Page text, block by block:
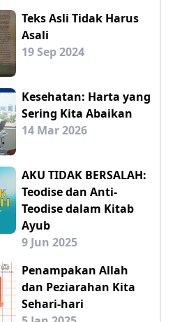
Teks Asli Tidak Harus
Asali
19 Sep 2024
Kesehatan: Harta yang
Sering Kita Abaikan
14 Mar 2026
AKU TIDAK BERSALAH:
Teodise dan Anti-
Teodise dalam Kitab
Ayub
9 Jun 2025
Penampakan Allah
dan Peziarahan Kita
Sehari-hari